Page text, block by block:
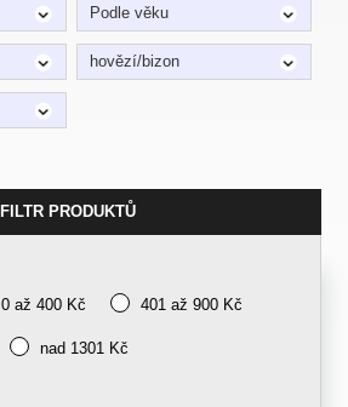
Podle věku
hovězí/bizon
FILTR PRODUKTŮ
0 až 400 Kč 401 až 900 Kč
nad 1301 Kč